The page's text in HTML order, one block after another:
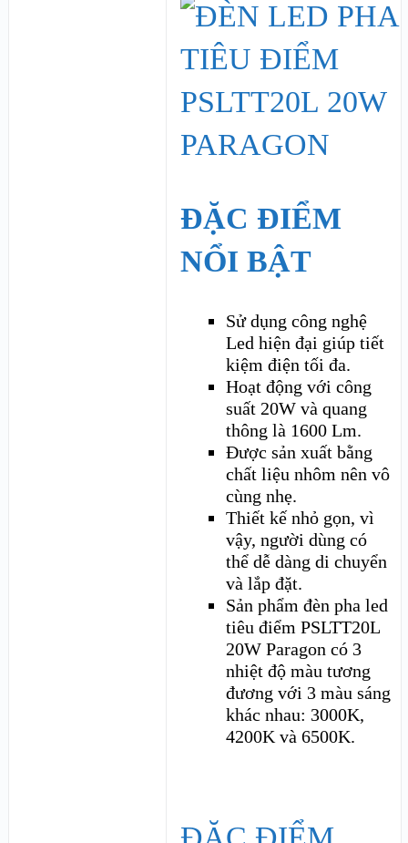
ĐẶC ĐIỂM
NỔI BẬT
Sử dụng công nghệ
Led hiện đại giúp tiết
kiệm điện tối đa.
Hoạt động với công
suất 20W và quang
thông là 1600 Lm.
Được sản xuất bằng
chất liệu nhôm nên vô
cùng nhẹ.
Thiết kế nhỏ gọn, vì
vậy, người dùng có
thể dễ dàng di chuyển
và lắp đặt.
Sản phẩm đèn pha led
tiêu điểm PSLTT20L
20W Paragon có 3
nhiệt độ màu tương
đương với 3 màu sáng
khác nhau: 3000K,
4200K và 6500K.